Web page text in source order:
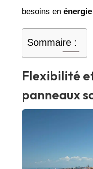
besoins en
Sommaire :
Flexibilité
panneaux